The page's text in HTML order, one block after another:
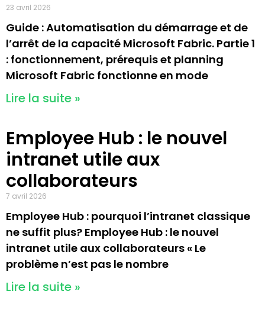
23 avril 2026
Guide : Automatisation du démarrage et de
l’arrêt de la capacité Microsoft Fabric. Partie 1
: fonctionnement, prérequis et planning
Microsoft Fabric fonctionne en mode
Lire la suite »
Employee Hub : le nouvel
intranet utile aux
collaborateurs
7 avril 2026
Employee Hub : pourquoi l’intranet classique
ne suffit plus? Employee Hub : le nouvel
intranet utile aux collaborateurs « Le
problème n’est pas le nombre
Lire la suite »